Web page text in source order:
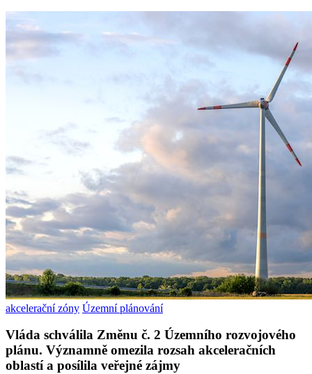
akcelerační zóny Územní plánování
Vláda schválila Změnu č. 2 Územního rozvojového
plánu. Významně omezila rozsah akceleračních
oblastí a posílila veřejné zájmy